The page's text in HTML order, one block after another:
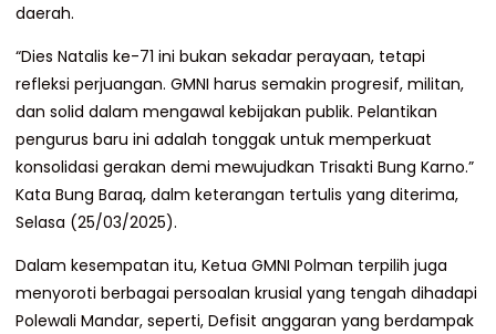
daerah.
“Dies Natalis ke-71 ini bukan sekadar perayaan, tetapi
refleksi perjuangan. GMNI harus semakin progresif, militan,
dan solid dalam mengawal kebijakan publik. Pelantikan
pengurus baru ini adalah tonggak untuk memperkuat
konsolidasi gerakan demi mewujudkan Trisakti Bung Karno.”
Kata Bung Baraq, dalm keterangan tertulis yang diterima,
Selasa (25/03/2025).
Dalam kesempatan itu, Ketua GMNI Polman terpilih juga
menyoroti berbagai persoalan krusial yang tengah dihadapi
Polewali Mandar, seperti, Defisit anggaran yang berdampak